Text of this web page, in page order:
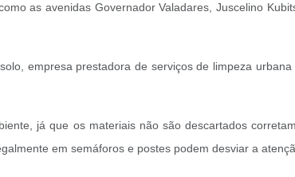
as avenidas Governador Valadares, Juscelino
empresa prestadora de serviços de limpeza
já que os materiais não são descartados
em semáforos e postes podem desviar a